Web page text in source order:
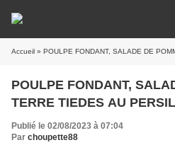
Accueil » POULPE FONDANT, SALADE DE POMMES DE
POULPE FONDANT,
TERRE TIEDES AU
Publié le 02/08/2023 à 07:04
Par choupette88